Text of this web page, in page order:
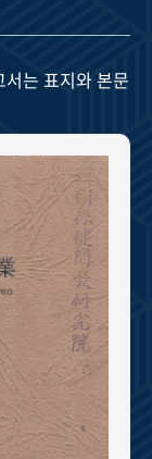
자들
영상 기록물
는 표지와 본문